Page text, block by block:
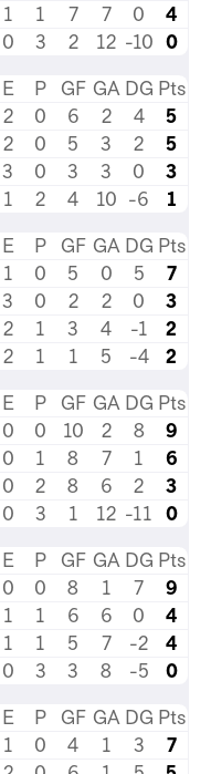
1 1 7 7 0
4
0 3 2 12 -10 0
E P GF GA DG Pts
2 0 6 2 4
5
2 0 5 3 2
5
3 0 3 3 0
3
1 2 4 10 -6 1
E P GF GA DG Pts
1 0 5 0 5
7
3 0 2 2 0
3
2 1 3 4 -1
2
2 1 1 5 -4 2
E P GF GA DG Pts
0 0 10 2 8
9
0 1 8 7 1
6
0 2 8 6 2
3
0 3 1 12 -11 0
E P GF GA DG Pts
0 0 8 1 7
9
1 1 6 6 0
4
1 1 5 7 -2
4
0 3 3 8 -5 0
E P GF GA DG Pts
1 0 4 1 3
7